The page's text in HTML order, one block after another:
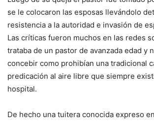
se le colocaron las esposas llevándolo
resistencia a la autoridad e invasión de
Las críticas fueron muchos en las redes
trataba de un pastor de avanzada edad y
concebir como prohibían una tradicional
predicación al aire libre que siempre
hospital.
De hecho una tuitera conocida expreso